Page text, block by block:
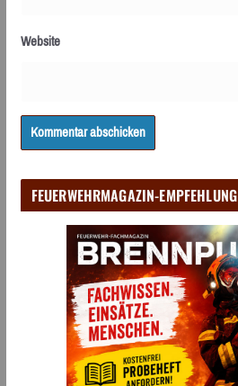
Website
FEUERWEHRMAGAZIN-EMPFEHLUNG